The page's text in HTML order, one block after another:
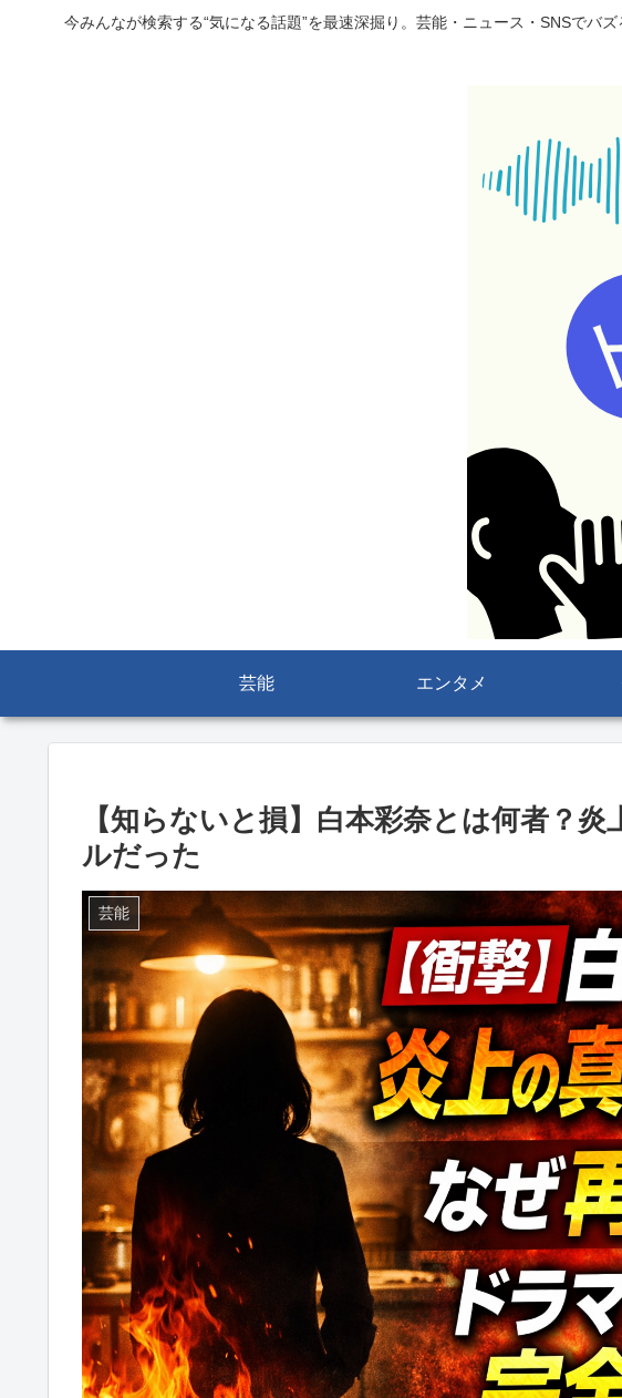
今みんなが検索する“気になる話題”を最速深掘り。芸能・ニュース・SNSでバ
芸能 エンタメ
【知らないと損】白本彩奈とは何者？
ルだった
芸能